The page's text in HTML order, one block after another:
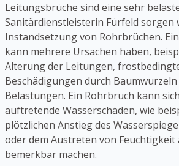
Leitungsbrüche sind eine sehr
Sanitärdienstleisterin Fürfeld sorgen
Instandsetzung von Rohrbrüchen.
kann mehrere Ursachen haben,
Alterung der Leitungen,
Beschädigungen durch
Belastungen. Ein Rohrbruch kann
auftretende Wasserschäden, wie
plötzlichen Anstieg des
oder dem Austreten von Feuchtigkeit
bemerkbar machen.